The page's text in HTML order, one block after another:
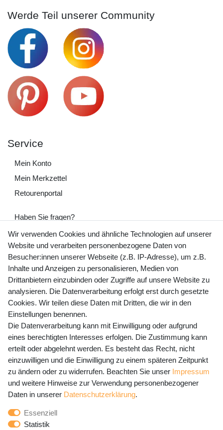
Werde Teil unserer Community
Service
Mein Konto
Mein Merkzettel
Retourenportal
Haben Sie fragen?
+49 (0) 35243 460 400
Mo-Fr 9-15 Uhr
shop@banjado.com
Preisangaben inkl. gesetzl. MwSt. und zzgl. Service- und
Versandkosten
Newsletter Anmeldung - Keine Angebote
mehr verpassen!
E-MAIL **
Newsletter
Honig
Hiermit bestätige ich, dass ich die
Wir verwenden Cookies und ähnliche Technologien auf unserer
Website und verarbeiten personenbezogene Daten von
Besucher:innen unserer Webseite (z.B. IP-Adresse), um z.B.
Inhalte und Anzeigen zu personalisieren, Medien von
Drittanbietern einzubinden oder Zugriffe auf unsere Website zu
analysieren. Die Datenverarbeitung erfolgt erst durch gesetzte
Cookies. Wir teilen diese Daten mit Dritten, die wir in den
Einstellungen benennen.
Die Datenverarbeitung kann mit Einwilligung oder aufgrund
eines berechtigten Interesses erfolgen. Die Zustimmung kann
erteilt oder abgelehnt werden. Es besteht das Recht, nicht
einzuwilligen und die Einwilligung zu einem späteren Zeitpunkt
zu ändern oder zu widerrufen. Beachten Sie unser Impressum
und weitere Hinweise zur Verwendung personenbezogener
Daten in unserer Daten­schutz­erklärung.
Essenziell
Statistik